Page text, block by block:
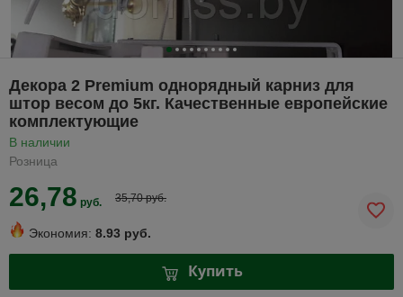
Декора 2 Premium однорядный карниз для
штор весом до 5кг. Качественные европейские
комплектующие
В наличии
Розница
26,78 руб. 35,70 руб.
Экономия: 8.93 руб.
Купить